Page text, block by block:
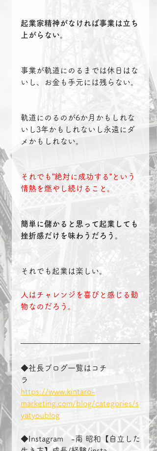
起業家精神がなければ事業は立ち
上がらない。
事業が軌道にのるまでは休日はな
いし、お金も手元には残らない。
軌道にのるのが6か月かもしれな
いし3年かもしれないし永遠にダ
メかもしれない。
それでも”絶対に成功する”という
情熱を燃やし続けること。
簡単に儲かると思って起業しても
挫折感だけを味わうだろう。
それでも起業は楽しい。
人はチャレンジを喜びと感じる動
物なのだろう。
◆社長ブログ一覧はコチ
ラ
https://www.kintaro-
marketing.com/blog/categories/s
yatyoublog
◆Instagram　-南 昭和【自立した